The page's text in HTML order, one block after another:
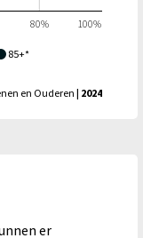
85+*
80% 100%
en Ouderen | 2024
er